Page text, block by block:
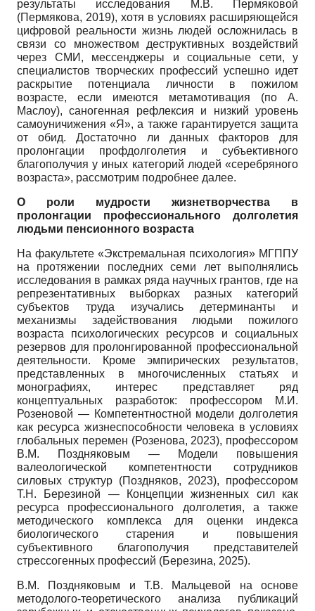
результаты исследования М.В. Пермяковой
(Пермякова, 2019), хотя в условиях расширяющейся
цифровой реальности жизнь людей осложнилась в
связи со множеством деструктивных воздействий
через СМИ, мессенджеры и социальные сети, у
специалистов творческих профессий успешно идет
раскрытие потенциала личности в пожилом
возрасте, если имеются метамотивация (по А.
Маслоу), саногенная рефлексия и низкий уровень
самоуничижения «Я», а также гарантируется защита
от обид. Достаточно ли данных факторов для
пролонгации профдолголетия и субъективного
благополучия у иных категорий людей «серебряного
возраста», рассмотрим подробнее далее.
О роли мудрости жизнетворчества в
пролонгации профессионального долголетия
людьми пенсионного возраста
На факультете «Экстремальная психология» МГППУ
на протяжении последних семи лет выполнялись
исследования в рамках ряда научных грантов, где на
репрезентативных выборках разных категорий
субъектов труда изучались детерминанты и
механизмы задействования людьми пожилого
возраста психологических ресурсов и социальных
резервов для пролонгированной профессиональной
деятельности. Кроме эмпирических результатов,
представленных в многочисленных статьях и
монографиях, интерес представляет ряд
концептуальных разработок: профессором М.И.
Розеновой — Компетентностной модели долголетия
как ресурса жизнеспособности человека в условиях
глобальных перемен (Розенова, 2023), профессором
В.М. Поздняковым — Модели повышения
валеологической компетентности сотрудников
силовых структур (Поздняков, 2023), профессором
Т.Н. Березиной — Концепции жизненных сил как
ресурса профессионального долголетия, а также
методического комплекса для оценки индекса
биологического старения и повышения
субъективного благополучия представителей
стрессогенных профессий (Березина, 2025).
В.М. Поздняковым и Т.В. Мальцевой на основе
методолого-теоретического анализа публикаций